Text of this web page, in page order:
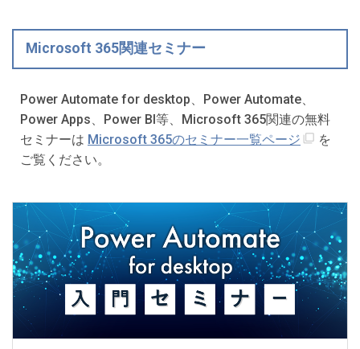
Microsoft 365関連セミナー
Power Automate for desktop、Power Automate、
Power Apps、Power BI等、Microsoft 365関連の無料
セミナーは Microsoft 365のセミナー一覧ページ
を
ご覧ください。